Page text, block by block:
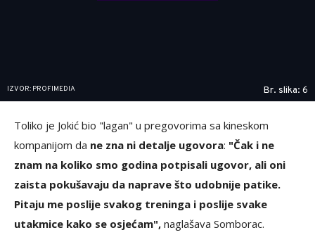
IZVOR: PROFIMEDIA Br. slika: 6
Toliko je Jokić bio "lagan" u pregovorima sa kineskom
kompanijom da ne zna ni detalje ugovora: "Čak i ne
znam na koliko smo godina potpisali ugovor, ali oni
zaista pokušavaju da naprave što udobnije patike.
Pitaju me poslije svakog treninga i poslije svake
utakmice kako se osjećam", naglašava Somborac.